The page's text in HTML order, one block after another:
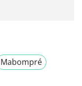
Mabompré